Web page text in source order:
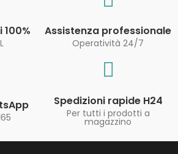
Assistenza professionale
Operatività 24/7
Spedizioni rapide H24
Per tutti i prodotti a
magazzino